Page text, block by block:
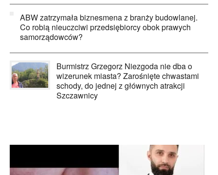
ABW zatrzymała biznesmena z branży budowlanej.
Co robią nieuczciwi przedsiębiorcy obok prawych
samorządowców?
Burmistrz Grzegorz Niezgoda nie dba o
wizerunek miasta? Zarośnięte chwastami
schody, do jednej z głównych atrakcji
Szczawnicy